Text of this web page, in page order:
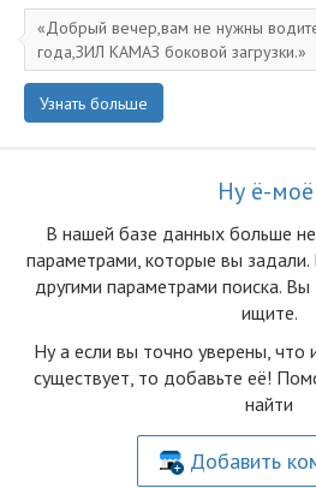
Добрый вечер,вам не нужны
года,ЗИЛ КАМАЗ боковой загрузки.
Узнать больше
Ну ё-
В нашей базе данных больше
параметрами, которые вы задали.
другими параметрами поиска.
ищите.
Ну а если вы точно уверены, что
существует, то добавьте её!
найти
Добавить